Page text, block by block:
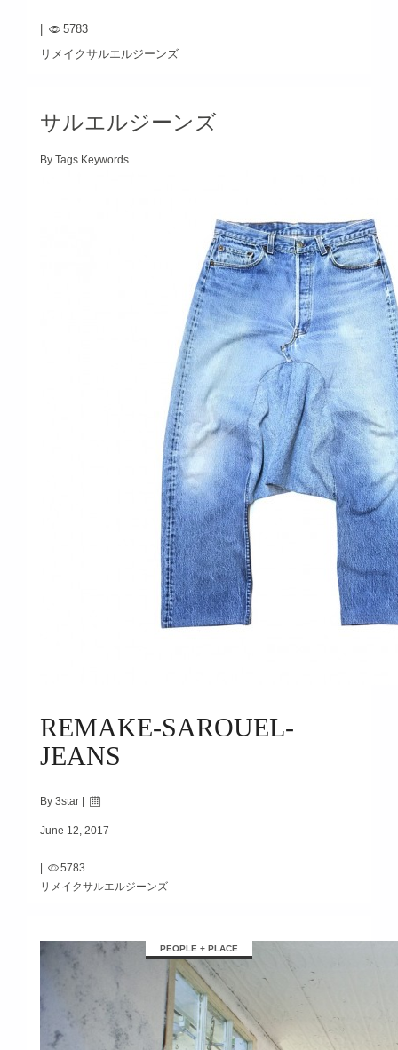
5783
リメイクサルエルジーンズ
サルエルジーンズ
By Tags Keywords
REMAKE-SAROUEL-
JEANS
By 3star |
June 12, 2017
|
5783
リメイクサルエルジーンズ
PEOPLE + PLACE